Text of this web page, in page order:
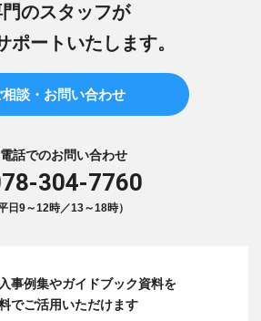
のスタッフが
ポートいたします。
相談・お問い合わせ
話でのお問い合わせ
304-7760
平日9～12時／13～18時）
事例集やガイドブック資料を
でご活用いただけます